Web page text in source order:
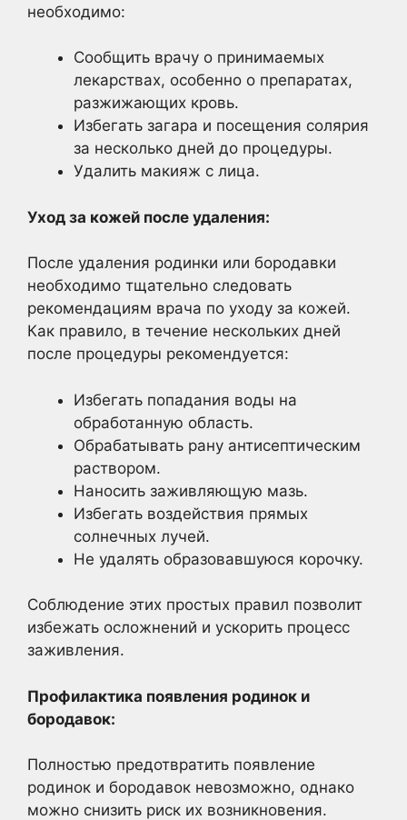
необходимо:
Сообщить врачу о принимаемых
лекарствах, особенно о препаратах,
разжижающих кровь.
Избегать загара и посещения солярия
за несколько дней до процедуры.
Удалить макияж с лица.
Уход за кожей после удаления:
После удаления родинки или бородавки
необходимо тщательно следовать
рекомендациям врача по уходу за кожей.
Как правило, в течение нескольких дней
после процедуры рекомендуется:
Избегать попадания воды на
обработанную область.
Обрабатывать рану антисептическим
раствором.
Наносить заживляющую мазь.
Избегать воздействия прямых
солнечных лучей.
Не удалять образовавшуюся корочку.
Соблюдение этих простых правил позволит
избежать осложнений и ускорить процесс
заживления.
Профилактика появления родинок и
бородавок:
Полностью предотвратить появление
родинок и бородавок невозможно, однако
можно снизить риск их возникновения.